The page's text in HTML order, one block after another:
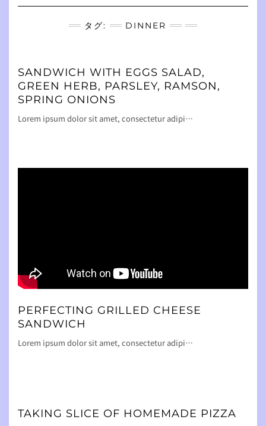
Navigation
タグ: DINNER
SANDWICH WITH EGGS SALAD,
GREEN HERB, PARSLEY, RAMSON,
SPRING ONIONS
Lorem ipsum dolor sit amet, consectetur adipi…
PERFECTING GRILLED CHEESE
SANDWICH
Lorem ipsum dolor sit amet, consectetur adipi…
TAKING SLICE OF HOMEMADE PIZZA